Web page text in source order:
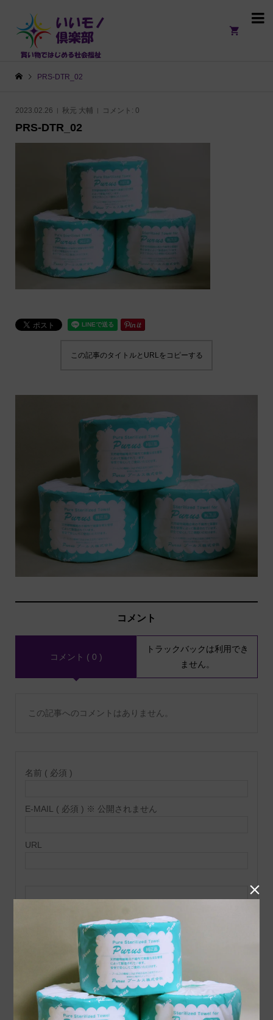

PRS-DTR_02
2023.02.26 秋元 大輔 コメント: 0
PRS-DTR_02
この記事のタイトルとURLをコピーする
コメント
コメント ( 0 )
トラックバックは利用でき
ません。
この記事へのコメントはありません。
名前 ( 必須 )
E-MAIL ( 必須 ) ※ 公開されません
URL
上に表示された文字を入力してください。
